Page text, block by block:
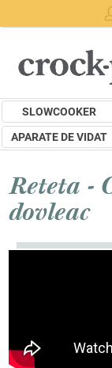
SLOWCOOKER
APARATE DE VIDAT
Reteta -
dovleac